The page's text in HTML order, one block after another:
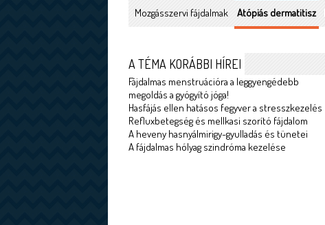
Mozgásszervi fájdalmak Atópiás dermatitisz
A TÉMA KORÁBBI HÍREI
Fájdalmas menstruációra a leggyengédebb
megoldás a gyógyító jóga!
Hasfájás ellen hatásos fegyver a stresszkezelés
Refluxbetegség és mellkasi szorító fájdalom
A heveny hasnyálmirigy-gyulladás és tünetei
A fájdalmas hólyag szindróma kezelése